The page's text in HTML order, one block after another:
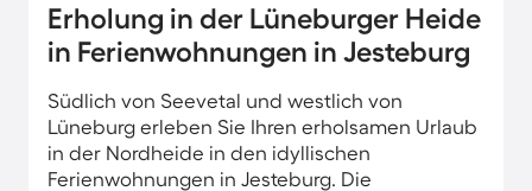
Erholung in der Lüneburger Heide
in Ferienwohnungen in Jesteburg
Südlich von Seevetal und westlich von
Lüneburg erleben Sie Ihren erholsamen Urlaub
in der Nordheide in den idyllischen
Ferienwohnungen in Jesteburg. Die